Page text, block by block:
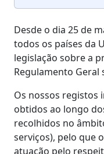
Desde o dia 25 de
todos os países da
legislação sobre a
Regulamento Geral
Os nossos registos
obtidos ao longo
recolhidos no
serviços), pelo que
atuação pelo